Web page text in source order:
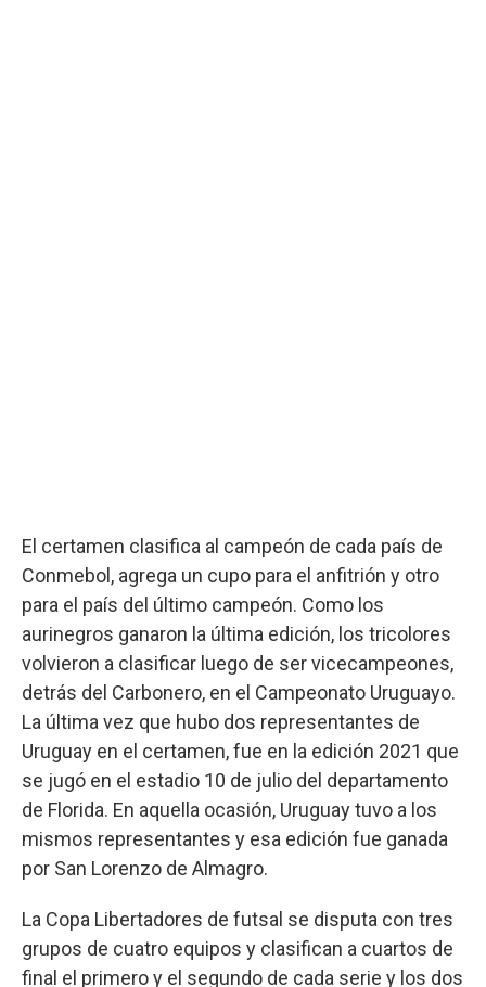
El certamen clasifica al campeón de cada país de
Conmebol, agrega un cupo para el anfitrión y otro
para el país del último campeón. Como los
aurinegros ganaron la última edición, los tricolores
volvieron a clasificar luego de ser vicecampeones,
detrás del Carbonero, en el Campeonato Uruguayo.
La última vez que hubo dos representantes de
Uruguay en el certamen, fue en la edición 2021 que
se jugó en el estadio 10 de julio del departamento
de Florida. En aquella ocasión, Uruguay tuvo a los
mismos representantes y esa edición fue ganada
por San Lorenzo de Almagro.
La Copa Libertadores de futsal se disputa con tres
grupos de cuatro equipos y clasifican a cuartos de
final el primero y el segundo de cada serie y los dos